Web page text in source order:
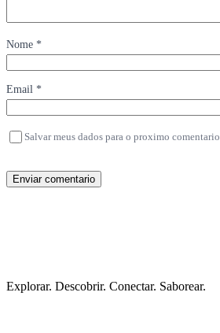
Nome *
Email *
Salvar meus dados para o proximo comentario
Enviar comentario
Explorar. Descobrir. Conectar. Saborear.